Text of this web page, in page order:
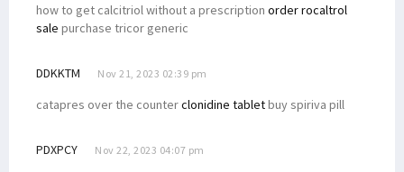
how to get calcitriol without a prescription order rocaltrol
sale purchase tricor generic
DDKKTM Nov 21, 2023 02:39 pm
catapres over the counterclonidine tabletbuy spiriva pill
PDXPCY Nov 22, 2023 04:07 pm